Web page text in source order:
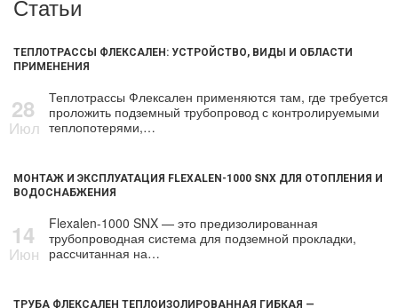
Статьи
ТЕПЛОТРАССЫ ФЛЕКСАЛЕН: УСТРОЙСТВО, ВИДЫ И ОБЛАСТИ
ПРИМЕНЕНИЯ
28
Июл
Теплотрассы Флексален применяются там, где требуется
проложить подземный трубопровод с контролируемыми
теплопотерями,…
МОНТАЖ И ЭКСПЛУАТАЦИЯ FLEXALEN-1000 SNX ДЛЯ ОТОПЛЕНИЯ И
ВОДОСНАБЖЕНИЯ
14
Июн
Flexalen-1000 SNX — это предизолированная
трубопроводная система для подземной прокладки,
рассчитанная на…
ТРУБА ФЛЕКСАЛЕН ТЕПЛОИЗОЛИРОВАННАЯ ГИБКАЯ —